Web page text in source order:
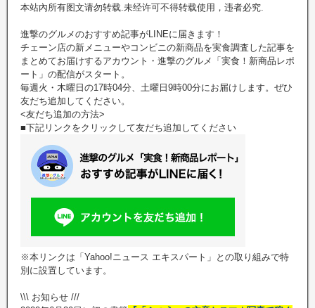
本站內所有图文请勿转载.未经许可不得转载使用，违者必究.
進撃のグルメのおすすめ記事がLINEに届きます！
チェーン店の新メニューやコンビニの新商品を実食調査した記事を
まとめてお届けするアカウント・進撃のグルメ「実食！新商品レポ
ート」の配信がスタート。
毎週火・木曜日の17時04分、土曜日9時00分にお届けします。ぜひ
友だち追加してください。
<友だち追加の方法>
■下記リンクをクリックして友だち追加してください
※本リンクは「Yahoo!ニュース エキスパート」との取り組みで特
別に設置しています。
\\\ お知らせ ///